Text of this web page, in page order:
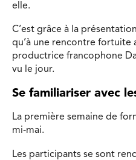
elle.
C’est grâce à la
qu’à une rencontre fortuite
productrice francophone
vu le jour.
Se familiariser avec
La première semaine de
mi-mai.
Les participants se sont